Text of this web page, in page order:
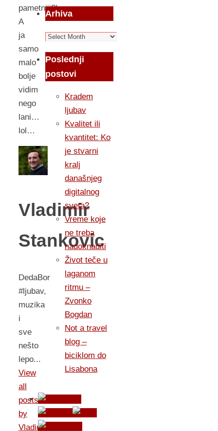
pametniji?!…
A
ja
samo
malo
bolje
vidim
nego
lani…
lol…
Vladimir
Stankovic
DedaBor
#ljubav,
muzika
i
sve
nešto
lepo...
View
all
posts
by
Vladimir
Arhiva
Arhiva
Poslednji
postovi
Kradem
ljubav
Kvalitet ili
kvantitet: Ko
je stvarni
kralj
današnjeg
digitalnog
sveta?
Vreme koje
ne treba
nadoknaditi
Život teče u
laganom
ritmu –
Zvonko
Bogdan
Not a travel
blog –
biciklom do
Lisabona